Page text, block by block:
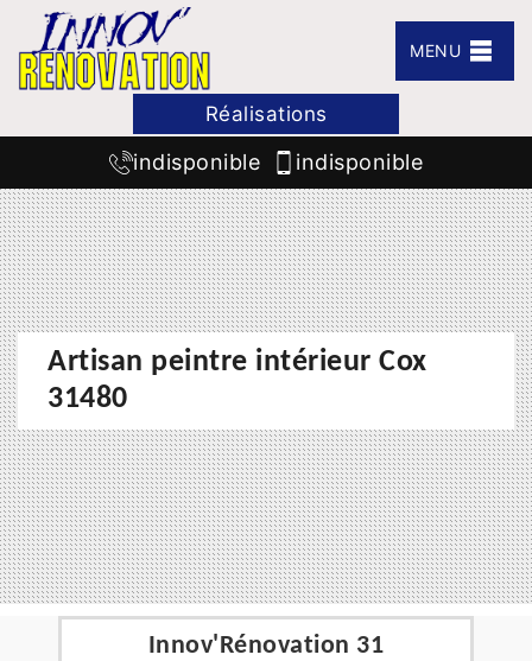
MENU
Réalisations
indisponible indisponible
Artisan peintre intérieur Cox
31480
Innov'Rénovation 31